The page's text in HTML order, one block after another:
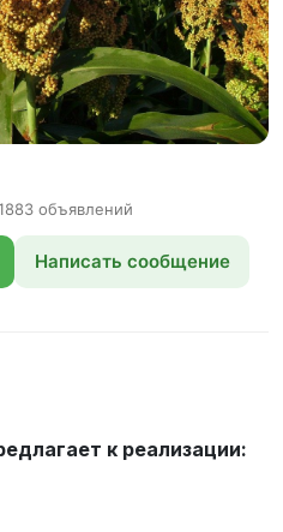
объявлений
Написать сообщение
к реализации: